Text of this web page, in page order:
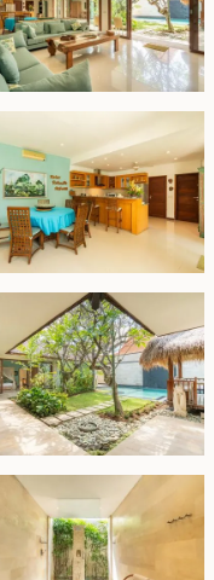
staf khusus dan
sewa yang
menjanjikan
tersedia untuk
lewatkan
luar biasa ini.